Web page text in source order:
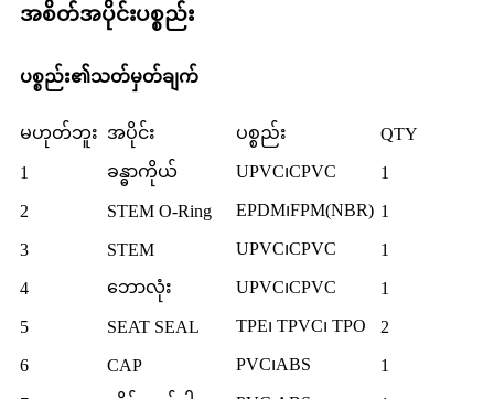
အစိတ်အပိုင်းပစ္စည်း
ပစ္စည်း၏သတ်မှတ်ချက်
မဟုတ်ဘူး အပိုင်း ပစ္စည်း QTY
1 ခန္ဓာကိုယ် UPVC၊CPVC 1
2 STEM O-Ring EPDM၊FPM(NBR) 1
3 STEM UPVC၊CPVC 1
4 ဘောလုံး UPVC၊CPVC 1
5 SEAT SEAL TPE၊ TPVC၊ TPO 2
6 CAP PVC၊ABS 1